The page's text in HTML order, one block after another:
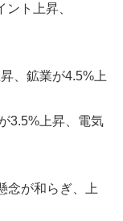
ト上昇、
、鉱業が4.5%上
3.5%上昇、電気
念が和らぎ、上